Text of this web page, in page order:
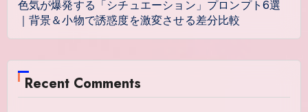
色気が爆発する「シチュエーション」プロンプト6選
｜背景＆小物で誘惑度を激変させる差分比較
Recent Comments